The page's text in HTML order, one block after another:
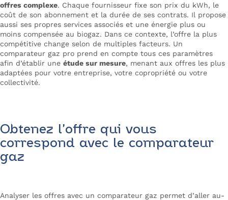
offres complexe. Chaque fournisseur fixe son prix du kWh, le
coût de son abonnement et la durée de ses contrats. Il propose
aussi ses propres services associés et une énergie plus ou
moins compensée au biogaz. Dans ce contexte, l’offre la plus
compétitive change selon de multiples facteurs. Un
comparateur gaz pro prend en compte tous ces paramètres
afin d’établir une étude sur mesure, menant aux offres les plus
adaptées pour votre entreprise, votre copropriété ou votre
collectivité.
Obtenez l’offre qui vous
correspond avec le comparateur
gaz
Analyser les offres avec un comparateur gaz permet d’aller au-